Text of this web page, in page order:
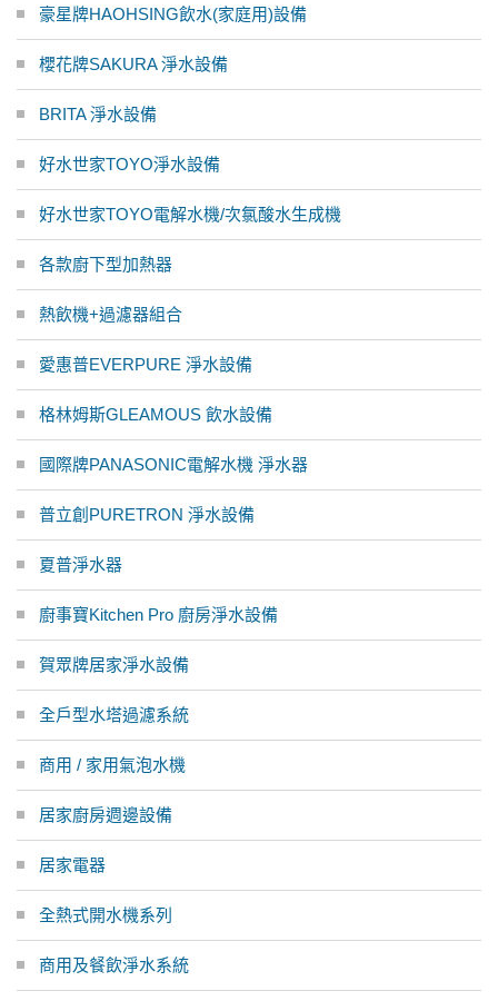
豪星牌HAOHSING飲水(家庭用)設備
櫻花牌SAKURA 淨水設備
BRITA 淨水設備
好水世家TOYO淨水設備
好水世家TOYO電解水機/次氯酸水生成機
各款廚下型加熱器
熱飲機+過濾器組合
愛惠普EVERPURE 淨水設備
格林姆斯GLEAMOUS 飲水設備
國際牌PANASONIC電解水機 淨水器
普立創PURETRON 淨水設備
夏普淨水器
廚事寶Kitchen Pro 廚房淨水設備
賀眾牌居家淨水設備
全戶型水塔過濾系統
商用 / 家用氣泡水機
居家廚房週邊設備
居家電器
全熱式開水機系列
商用及餐飲淨水系統